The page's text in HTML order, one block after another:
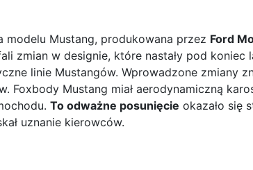
modelu Mustang, produkowana przez Ford
zmian w designie, które nastały pod koniec
linie Mustangów. Wprowadzone zmiany
Foxbody Mustang miał aerodynamiczną
To odważne posunięcie okazało się
uznanie kierowców.